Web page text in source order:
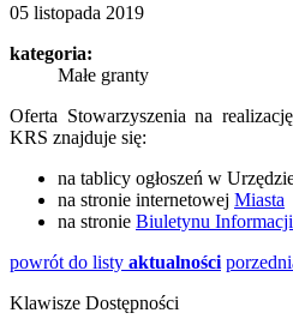
05 listopada 2019
kategoria:
Małe granty
Oferta Stowarzyszenia na
KRS znajduje się:
na tablicy ogłoszeń w
na stronie internetowej Miasta
na stronie Biuletynu
powrót do listy aktualności
Klawisze Dostępności